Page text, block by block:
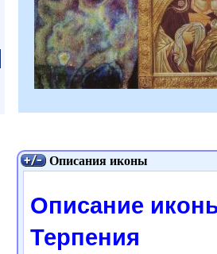
Описания иконы
Описание
Терпения